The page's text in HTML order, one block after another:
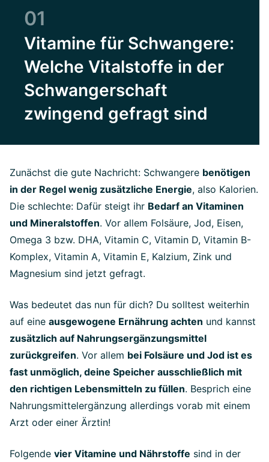
01
Vitamine für Schwangere:
Welche Vitalstoffe in der
Schwangerschaft
zwingend gefragt sind
Zunächst die gute Nachricht: Schwangere benötigen
in der Regel wenig zusätzliche Energie, also Kalorien.
Die schlechte: Dafür steigt ihr Bedarf an Vitaminen
und Mineralstoffen. Vor allem Folsäure, Jod, Eisen,
Omega 3 bzw. DHA, Vitamin C, Vitamin D, Vitamin B-
Komplex, Vitamin A, Vitamin E, Kalzium, Zink und
Magnesium sind jetzt gefragt.
Was bedeutet das nun für dich? Du solltest weiterhin
auf eine ausgewogene Ernährung achten und kannst
zusätzlich auf Nahrungsergänzungsmittel
zurückgreifen. Vor allem bei Folsäure und Jod ist es
fast unmöglich, deine Speicher ausschließlich mit
den richtigen Lebensmitteln zu füllen. Besprich eine
Nahrungsmittelergänzung allerdings vorab mit einem
Arzt oder einer Ärztin!
Folgende vier Vitamine und Nährstoffe sind in der